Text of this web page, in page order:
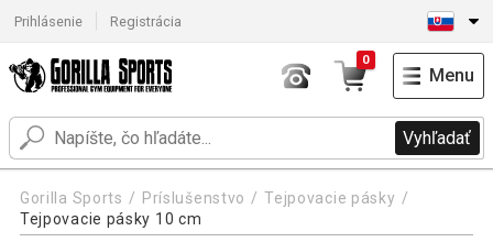
Prihlásenie Registrácia
Vyhľadať
0
Menu
Gorilla Sports Príslušenstvo
Tejpovacie pásky
Tejpovacie pásky 10 cm